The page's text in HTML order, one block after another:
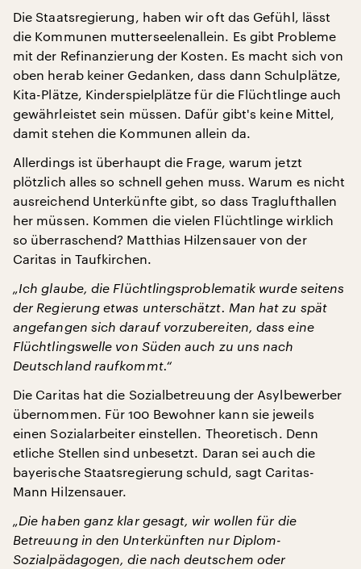
Die Staatsregierung, haben wir oft das Gefühl, lässt
die Kommunen mutterseelenallein. Es gibt Probleme
mit der Refinanzierung der Kosten. Es macht sich von
oben herab keiner Gedanken, dass dann Schulplätze,
Kita-Plätze, Kinderspielplätze für die Flüchtlinge auch
gewährleistet sein müssen. Dafür gibt's keine Mittel,
damit stehen die Kommunen allein da.
Allerdings ist überhaupt die Frage, warum jetzt
plötzlich alles so schnell gehen muss. Warum es nicht
ausreichend Unterkünfte gibt, so dass Traglufthallen
her müssen. Kommen die vielen Flüchtlinge wirklich
so überraschend? Matthias Hilzensauer von der
Caritas in Taufkirchen.
„Ich glaube, die Flüchtlingsproblematik wurde seitens
der Regierung etwas unterschätzt. Man hat zu spät
angefangen sich darauf vorzubereiten, dass eine
Flüchtlingswelle von Süden auch zu uns nach
Deutschland raufkommt.“
Die Caritas hat die Sozialbetreuung der Asylbewerber
übernommen. Für 100 Bewohner kann sie jeweils
einen Sozialarbeiter einstellen. Theoretisch. Denn
etliche Stellen sind unbesetzt. Daran sei auch die
bayerische Staatsregierung schuld, sagt Caritas-
Mann Hilzensauer.
„Die haben ganz klar gesagt, wir wollen für die
Betreuung in den Unterkünften nur Diplom-
Sozialpädagogen, die nach deutschem oder